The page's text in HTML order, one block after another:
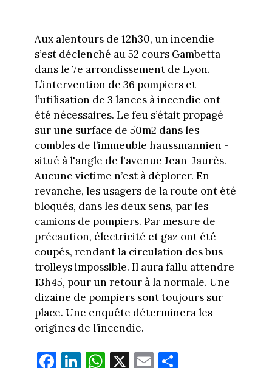
Aux alentours de 12h30, un incendie
s’est déclenché au 52 cours Gambetta
dans le 7e arrondissement de Lyon.
L’intervention de 36 pompiers et
l’utilisation de 3 lances à incendie ont
été nécessaires. Le feu s’était propagé
sur une surface de 50m2 dans les
combles de l’immeuble haussmannien -
situé à l'angle de l'avenue Jean-Jaurès.
Aucune victime n’est à déplorer. En
revanche, les usagers de la route ont été
bloqués, dans les deux sens, par les
camions de pompiers. Par mesure de
précaution, électricité et gaz ont été
coupés, rendant la circulation des bus
trolleys impossible. Il aura fallu attendre
13h45, pour un retour à la normale. Une
dizaine de pompiers sont toujours sur
place. Une enquête déterminera les
origines de l’incendie.
Fa Li W X E Pa